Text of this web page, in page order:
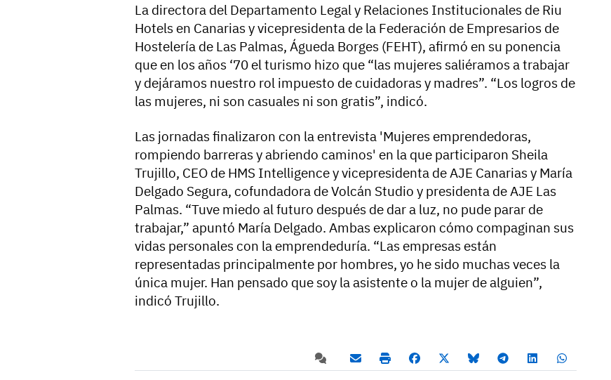
La directora del Departamento Legal y Relaciones Institucionales de Riu
Hotels en Canarias y vicepresidenta de la Federación de Empresarios de
Hostelería de Las Palmas, Águeda Borges (FEHT), afirmó en su ponencia
que en los años ‘70 el turismo hizo que “las mujeres saliéramos a trabajar
y dejáramos nuestro rol impuesto de cuidadoras y madres”. “Los logros de
las mujeres, ni son casuales ni son gratis”, indicó.
Las jornadas finalizaron con la entrevista 'Mujeres emprendedoras,
rompiendo barreras y abriendo caminos' en la que participaron Sheila
Trujillo, CEO de HMS Intelligence y vicepresidenta de AJE Canarias y María
Delgado Segura, cofundadora de Volcán Studio y presidenta de AJE Las
Palmas. “Tuve miedo al futuro después de dar a luz, no pude parar de
trabajar,” apuntó María Delgado. Ambas explicaron cómo compaginan sus
vidas personales con la emprendeduría. “Las empresas están
representadas principalmente por hombres, yo he sido muchas veces la
única mujer. Han pensado que soy la asistente o la mujer de alguien”,
indicó Trujillo.